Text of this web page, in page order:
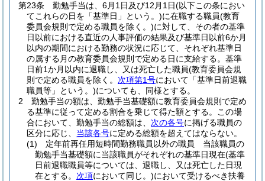
第23条
勤勉手当は、6月1日及び12月1日(以下この条におい
てこれらの日を「基準日」という。)に在職する職員(教育
委員会規則で定める職員を除く。)に対して、その者の基準
日以前における直近の人事評価の結果及び基準日以前6か月
以内の期間における勤務の状況に応じて、それぞれ基準日
の属する月の教育委員会規則で定める日に支給する。 基準
日前1か月以内に退職し、又は死亡した職員(教育委員会規
則で定める職員を除く。 次項第1号において「基準日前退職
職員等」という。)についても、同様とする。
2
勤勉手当の額は、勤勉手当基礎額に教育委員会規則で定め
る基準に従って定める割合を乗じて得た額とする。
この場
合において、勤勉手当の総額は、 次の各号に掲げる職員の
区分に応じ、 当該各号に定める総額を超えてはならない。
(1)
定年前再任用短時間勤務職員以外の職員 当該職員の
勤勉手当基礎額に当該職員がそれぞれの基準日現在(基準
日前退職職員等については、退職し、又は死亡した日現
在とする。 次項において同じ。)において受けるべき扶養